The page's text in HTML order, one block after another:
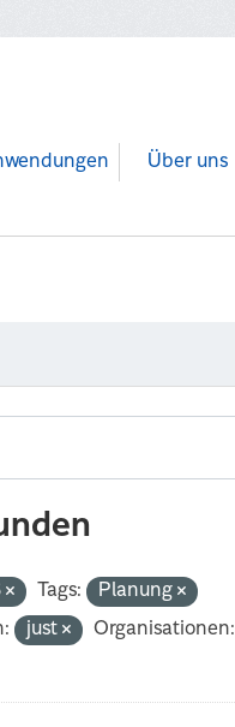
Über uns
Tags:
Planung
just
Organisationen: